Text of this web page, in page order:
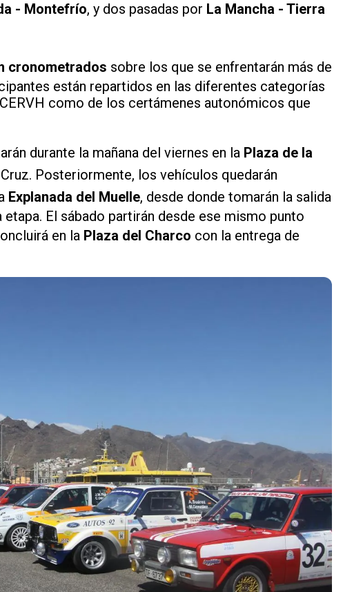
- Montefrío, y dos pasadas por La Mancha - Tierra
cronometrados sobre los que se enfrentarán más de
están repartidos en las diferentes categorías
como de los certámenes autonómicos que
durante la mañana del viernes en la Plaza de la
Posteriormente, los vehículos quedarán
Explanada del Muelle, desde donde tomarán la salida
El sábado partirán desde ese mismo punto
en la Plaza del Charco con la entrega de